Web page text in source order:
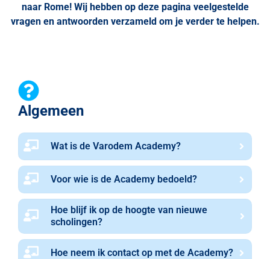
naar Rome! Wij hebben op deze pagina veelgestelde
vragen en antwoorden verzameld om je verder te helpen.
Algemeen
Wat is de Varodem Academy?
Voor wie is de Academy bedoeld?
Hoe blijf ik op de hoogte van nieuwe
scholingen?
Hoe neem ik contact op met de Academy?